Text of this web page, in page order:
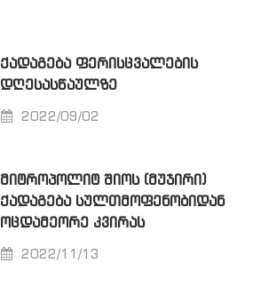
ᲥᲐᲓᲐᲒᲔᲑᲐ ᲤᲔᲠᲘᲡᲪᲕᲐᲚᲔᲑᲘᲡ
ᲓᲦᲔᲡᲐᲡᲬᲐᲣᲚᲖᲔ
2022/09/02
ᲛᲘᲢᲠᲝᲞᲝᲚᲘᲢ ᲨᲘᲝᲡ (ᲛᲣᲯᲘᲠᲘ)
ᲥᲐᲓᲐᲒᲔᲑᲐ ᲡᲣᲚᲗᲛᲝᲤᲔᲜᲝᲑᲘᲓᲐᲜ
ᲝᲪᲓᲐᲛᲔᲝᲠᲔ ᲙᲕᲘᲠᲐᲡ
2022/11/13